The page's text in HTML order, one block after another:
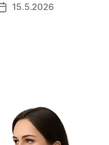
Datum
15.5.2026